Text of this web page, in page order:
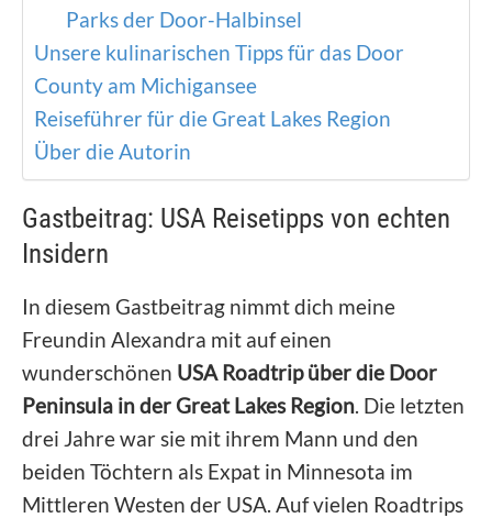
Parks der Door-Halbinsel
Unsere kulinarischen Tipps für das Door
County am Michigansee
Reiseführer für die Great Lakes Region
Über die Autorin
Gastbeitrag: USA Reisetipps von echten
Insidern
In diesem Gastbeitrag nimmt dich meine
Freundin Alexandra mit auf einen
wunderschönen USA Roadtrip über die Door
Peninsula in der Great Lakes Region. Die letzten
drei Jahre war sie mit ihrem Mann und den
beiden Töchtern als Expat in Minnesota im
Mittleren Westen der USA. Auf vielen Roadtrips